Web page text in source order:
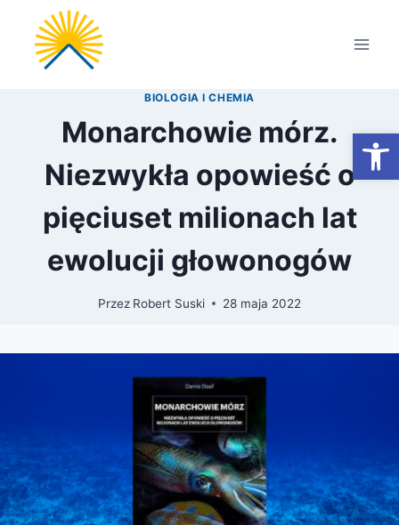
Przejdź
treści
BIOLOGIA I CHEMIA
Monarchowie mórz.
Niezwykła opowieść o
pięciuset milionach lat
ewolucji głowonogów
Przez Robert Suski 28 maja 2022